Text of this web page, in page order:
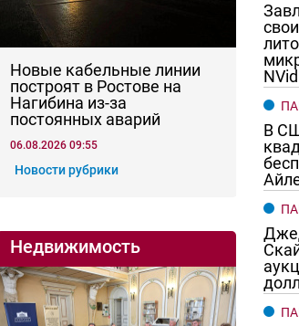
Новые кабельные линии
построят в Ростове на
Нагибина из-за
постоянных аварий
06.08.2026 09:55
Новости рубрики
Недвижимость
В